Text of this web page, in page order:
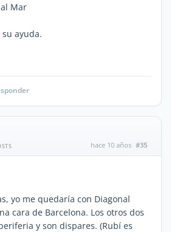
Mar
ayuda.
hace 10 años #35
yo me quedaría con Diagonal
cara de Barcelona. Los otros dos
y son dispares. (Rubí es